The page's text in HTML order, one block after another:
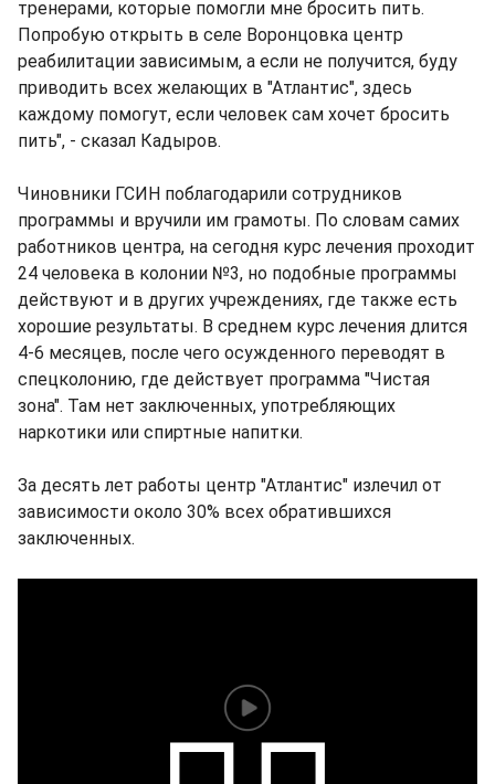
тренерами, которые помогли мне бросить пить.
Попробую открыть в селе Воронцовка центр
реабилитации зависимым, а если не получится, буду
приводить всех желающих в "Атлантис", здесь
каждому помогут, если человек сам хочет бросить
пить", - сказал Кадыров.
Чиновники ГСИН поблагодарили сотрудников
программы и вручили им грамоты. По словам самих
работников центра, на сегодня курс лечения проходит
24 человека в колонии №3, но подобные программы
действуют и в других учреждениях, где также есть
хорошие результаты. В среднем курс лечения длится
4-6 месяцев, после чего осужденного переводят в
спецколонию, где действует программа "Чистая
зона". Там нет заключенных, употребляющих
наркотики или спиртные напитки.
За десять лет работы центр "Атлантис" излечил от
зависимости около 30% всех обратившихся
заключенных.